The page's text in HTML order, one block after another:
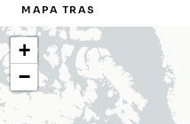
MAPA TRAS
+
−